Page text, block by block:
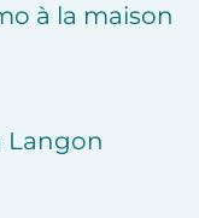
à la maison
Langon